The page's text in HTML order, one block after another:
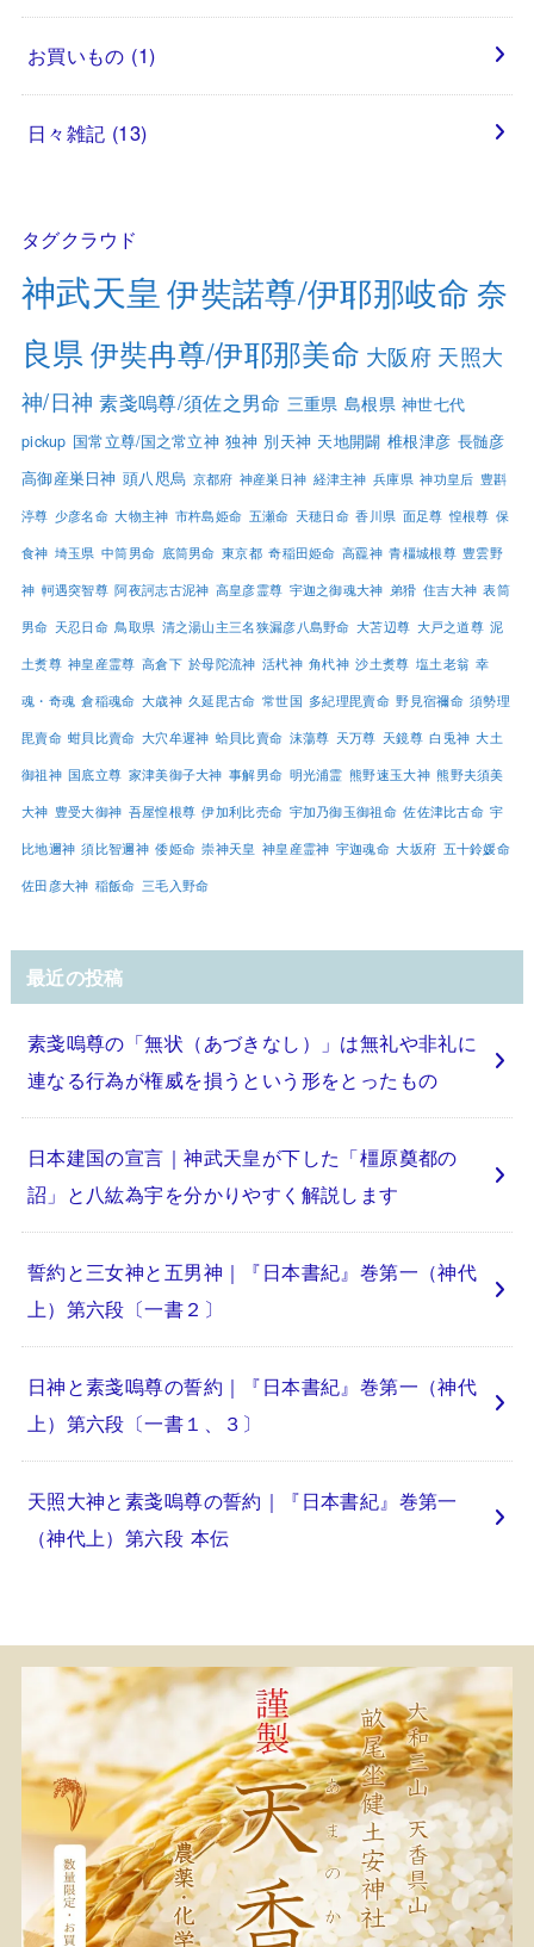
お買いもの (1)
日々雑記 (13)
タグクラウド
神武天皇 伊奘諾尊/伊耶那岐命 奈
良県 伊奘冉尊/伊耶那美命 大阪府 天照大
神/日神 素戔嗚尊/須佐之男命 三重県 島根県 神世七代
pickup 国常立尊/国之常立神 独神 別天神 天地開闢 椎根津彦 長髄彦
高御産巣日神 頭八咫烏 京都府 神産巣日神 経津主神 兵庫県 神功皇后 豊斟
渟尊 少彦名命 大物主神 市杵島姫命 五瀬命 天穂日命 香川県 面足尊 惶根尊 保
食神 埼玉県 中筒男命 底筒男命 東京都 奇稲田姫命 高龗神 青橿城根尊 豊雲野
神 軻遇突智尊 阿夜訶志古泥神 高皇彦霊尊 宇迦之御魂大神 弟猾 住吉大神 表筒
男命 天忍日命 鳥取県 清之湯山主三名狭漏彦八島野命 大苫辺尊 大戸之道尊 泥
土煑尊 神皇産霊尊 高倉下 於母陀流神 活杙神 角杙神 沙土煑尊 塩土老翁 幸
魂・奇魂 倉稲魂命 大歳神 久延毘古命 常世国 多紀理毘賣命 野見宿禰命 須勢理
毘賣命 蚶貝比賣命 大穴牟遲神 蛤貝比賣命 沫蕩尊 天万尊 天鏡尊 白兎神 大土
御祖神 国底立尊 家津美御子大神 事解男命 明光浦霊 熊野速玉大神 熊野夫須美
大神 豊受大御神 吾屋惶根尊 伊加利比売命 宇加乃御玉御祖命 佐佐津比古命 宇
比地邇神 須比智邇神 倭姫命 崇神天皇 神皇産霊神 宇迦魂命 大坂府 五十鈴媛命
佐田彦大神 稲飯命 三毛入野命
最近の投稿
素戔嗚尊の「無状（あづきなし）」は無礼や非礼に
連なる行為が権威を損うという形をとったもの
日本建国の宣言｜神武天皇が下した「橿原奠都の
詔」と八紘為宇を分かりやすく解説します
誓約と三女神と五男神｜『日本書紀』巻第一（神代
上）第六段〔一書２〕
日神と素戔嗚尊の誓約｜『日本書紀』巻第一（神代
上）第六段〔一書１、３〕
天照大神と素戔嗚尊の誓約｜『日本書紀』巻第一
（神代上）第六段 本伝